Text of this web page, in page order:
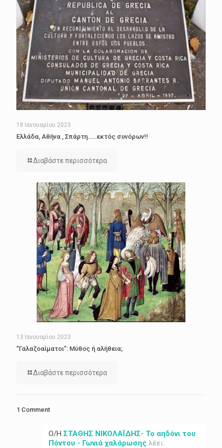
18 Ιανουαρίου 2023
Ελλάδα, Αθήνα , Σπάρτη……εκτός συνόρων!!
Διαβάστε περισσότερα
13 Ιανουαρίου 2023
”Γαλαζοαίματοι”: Μύθος ή αλήθεια;
Διαβάστε περισσότερα
1 Comment
Ο/Η ΣΤΑΘΗΣ ΝΙΚΟΛΑΪΔΗΣ- Το αηδόνι του
Πόντου - Γωνιά χαλάρωσης λέει: